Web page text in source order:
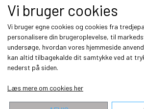
Kunde login
Sociale medier
Vi bruger cookies
Vi bruger egne cookies og cookies fra
personalisere din brugeroplevelse, til
undersøge, hvordan vores hjemmeside
kan altid tilbagekalde dit samtykke ved at
nederst på siden.
Læs mere om cookies her